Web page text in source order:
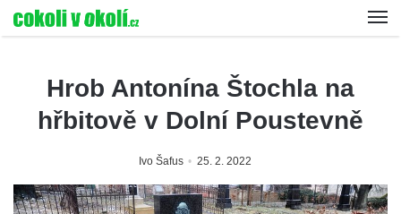
Hrob Antonína Štochla na
hřbitově v Dolní Poustevně
Ivo Šafus 25. 2. 2022